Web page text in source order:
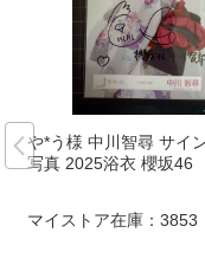
や*う様 中川智尋 サイ
写真 2025浴衣 櫻坂46
マイストア在庫： 3853